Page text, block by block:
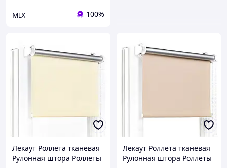
МІХ 100%
Лекаут Роллета тканевая
Рулонная штора Роллеты
Лекаут Роллета тканевая
Рулонная штора Роллеты